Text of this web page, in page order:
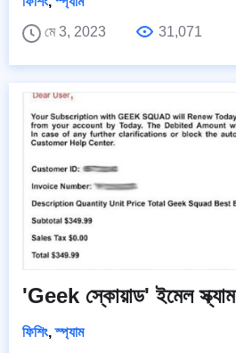
মে 3, 2023
31,071
'Geek স্কোয়াড' ইমেল স্ক্যাম
ফিশিং,স্প্যাম